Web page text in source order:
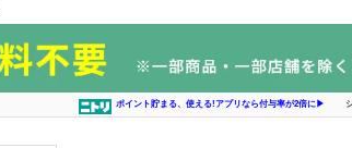
ポイント貯まる、使える!アプリなら付与率が2倍に▶